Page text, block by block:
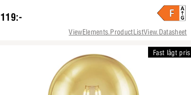
119:-
ViewElements.ProductListView.Datasheet
Fast lågt pris